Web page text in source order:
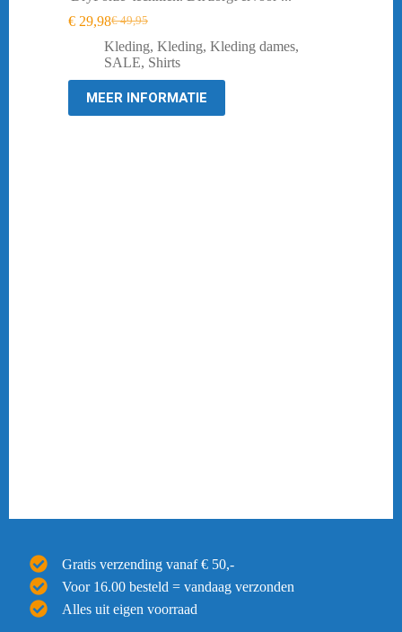
€49,95
Oorspronkelijke
prijs
was:
€ 29,98Huidige
prijs
is:
Kleding, Kleding, Kleding dames,
SALE, Shirts
MEER INFORMATIE
Gratis verzending vanaf € 50,-
Voor 16.00 besteld = vandaag verzonden
Alles uit eigen voorraad